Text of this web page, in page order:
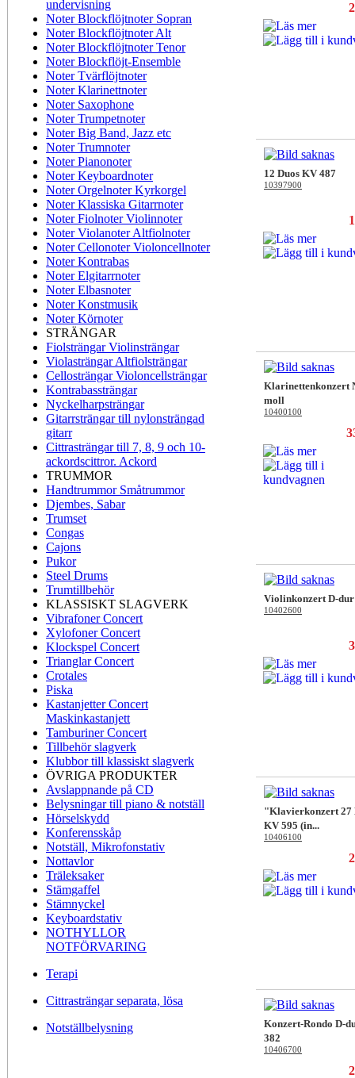
undervisning
Noter Blockflöjtnoter Sopran
Noter Blockflöjtnoter Alt
Noter Blockflöjtnoter Tenor
Noter Blockflöjt-Ensemble
Noter Tvärflöjtnoter
Noter Klarinettnoter
Noter Saxophone
Noter Trumpetnoter
Noter Big Band, Jazz etc
Noter Trumnoter
Noter Pianonoter
Noter Keyboardnoter
Noter Orgelnoter Kyrkorgel
Noter Klassiska Gitarrnoter
Noter Fiolnoter Violinnoter
Noter Violanoter Altfiolnoter
Noter Cellonoter Violoncellnoter
Noter Kontrabas
Noter Elgitarrnoter
Noter Elbasnoter
Noter Konstmusik
Noter Körnoter
STRÄNGAR
Fiolsträngar Violinsträngar
Violasträngar Altfiolsträngar
Cellosträngar Violoncellsträngar
Kontrabassträngar
Nyckelharpsträngar
Gitarrsträngar till nylonsträngad
gitarr
Cittrasträngar till 7, 8, 9 och 10-
ackordscittror. Ackord
TRUMMOR
Handtrummor Småtrummor
Djembes, Sabar
Trumset
Congas
Cajons
Pukor
Steel Drums
Trumtillbehör
KLASSISKT SLAGVERK
Vibrafoner Concert
Xylofoner Concert
Klockspel Concert
Trianglar Concert
Crotales
Piska
Kastanjetter Concert
Maskinkastanjett
Tamburiner Concert
Tillbehör slagverk
Klubbor till klassiskt slagverk
ÖVRIGA PRODUKTER
Avslappnande på CD
Belysningar till piano & notställ
Hörselskydd
Konferensskåp
Notställ, Mikrofonstativ
Nottavlor
Träleksaker
Stämgaffel
Stämnyckel
Keyboardstativ
NOTHYLLOR
NOTFÖRVARING
Terapi
Cittrasträngar separata, lösa
Notställbelysning
12 Duos KV 487
10397900
Klarinettenkonzert
moll
10400100
Violinkonzert D-dur
10402600
"Klavierkonzert 27
KV 595 (in...
10406100
Konzert-Rondo D-
382
10406700